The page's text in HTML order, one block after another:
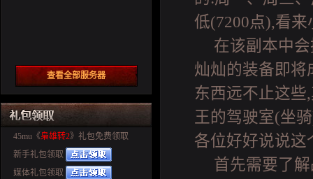
查看全部服务器
45mu《枭雄转2》礼包免费领取
新手礼包领取
媒体礼包领取
低(7200点),看
在该副本中
灿灿的装备即将
东西远不止这些
王的驾驶室(坐
各位好好说说这
首先需要了